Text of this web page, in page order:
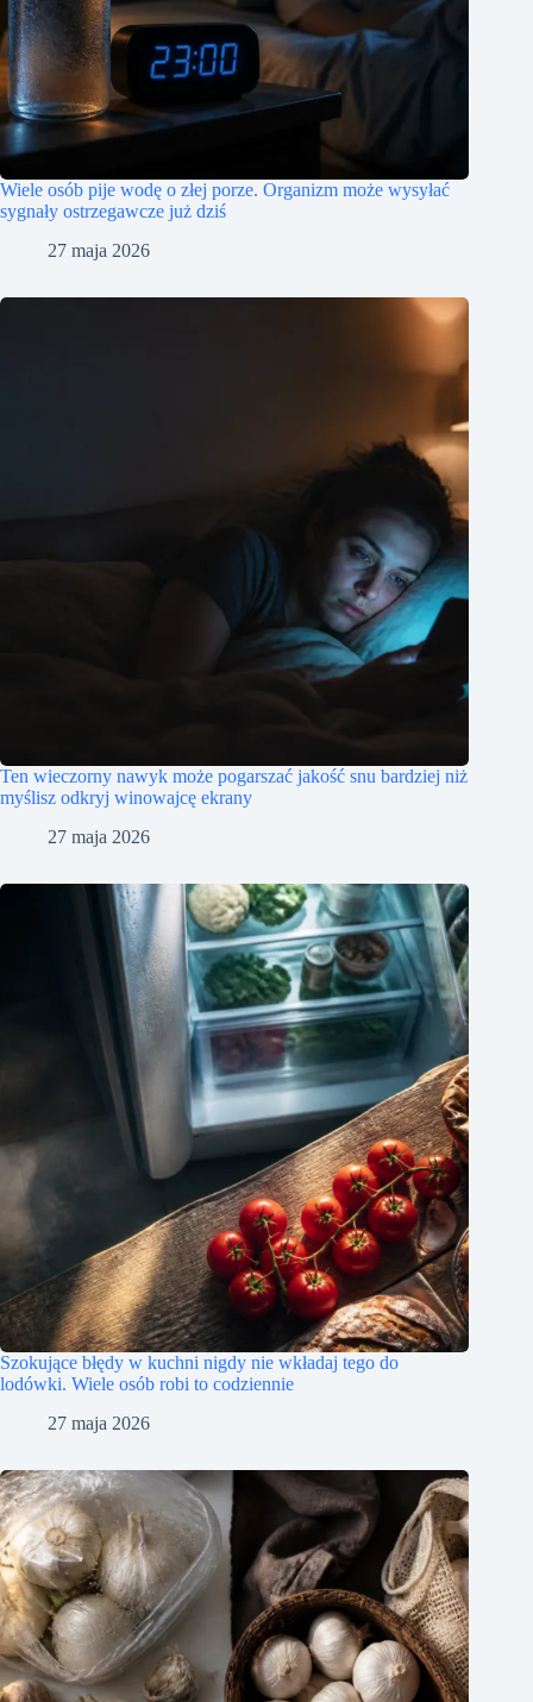
Wiele osób pije wodę o złej porze. Organizm może wysyłać
sygnały ostrzegawcze już dziś
27 maja 2026
Ten wieczorny nawyk może pogarszać jakość snu bardziej niż
myślisz odkryj winowajcę ekrany
27 maja 2026
Szokujące błędy w kuchni nigdy nie wkładaj tego do
lodówki. Wiele osób robi to codziennie
27 maja 2026